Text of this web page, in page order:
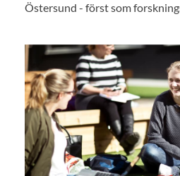
Östersund - först som